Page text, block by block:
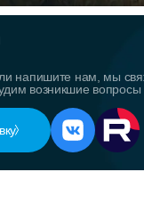
напишите нам, мы
возникшие вопросы